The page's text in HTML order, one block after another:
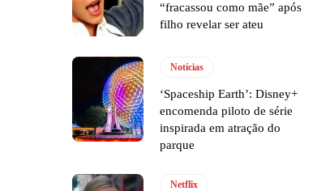
“fracassou como mãe” após
filho revelar ser ateu
Notícias
‘Spaceship Earth’: Disney+
encomenda piloto de série
inspirada em atração do
parque
Netflix